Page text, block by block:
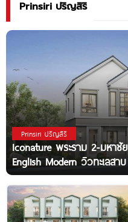
Prinsiri ปริญสิริ
Prinsiri ปริญสิริ
Iconature พระราม 2-มหาชั
English Modern วิวทะเลสา